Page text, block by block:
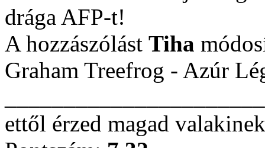
drága AFP-t!
A hozzászólást Tiha
Graham Treefrog - Azúr
ettől érzed magad